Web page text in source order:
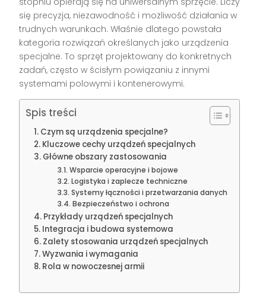
się precyzja, niezawodność i możliwość działania w
trudnych warunkach. Właśnie dlatego powstała
kategoria rozwiązań określanych jako urządzenia
specjalne. To sprzęt projektowany do konkretnych
zadań, często w ścisłym powiązaniu z innymi
systemami polowymi i kontenerowymi.
Spis treści
Czym są urządzenia specjalne?
Kluczowe cechy urządzeń specjalnych
Główne obszary zastosowania
Wsparcie operacyjne i bojowe
Logistyka i zaplecze techniczne
Systemy łączności i przetwarzania danych
Bezpieczeństwo i ochrona
Przykłady urządzeń specjalnych
Integracja i budowa systemowa
Zalety stosowania urządzeń specjalnych
Wyzwania i wymagania
Rola w nowoczesnej armii